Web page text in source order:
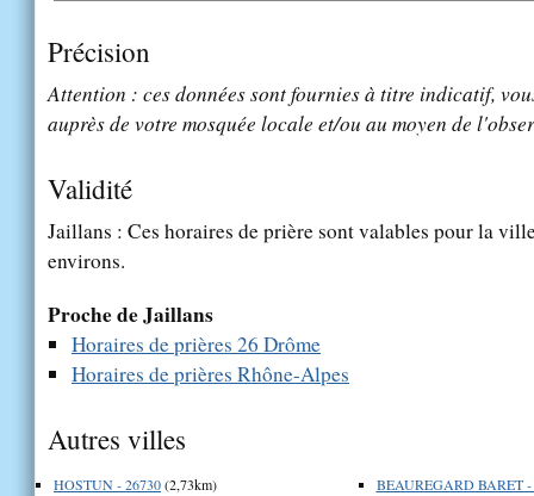
Précision
Attention : ces données sont fournies à titre indicatif,
auprès de votre mosquée locale et/ou au moyen de
Validité
Jaillans : Ces horaires de prière sont valables pour la
environs.
Proche de Jaillans
Horaires de prières 26 Drôme
Horaires de prières Rhône-Alpes
Autres villes
HOSTUN - 26730(2,73km)
BEAUREGARD BARET -